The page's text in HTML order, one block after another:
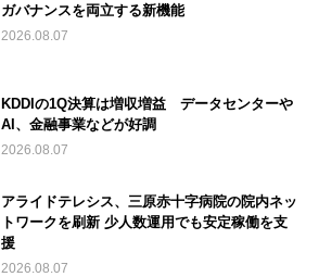
ガバナンスを両立する新機能
2026.08.07
KDDIの1Q決算は増収増益 データセンターや
AI、金融事業などが好調
2026.08.07
アライドテレシス、三原赤十字病院の院内ネッ
トワークを刷新 少人数運用でも安定稼働を支
援
2026.08.07